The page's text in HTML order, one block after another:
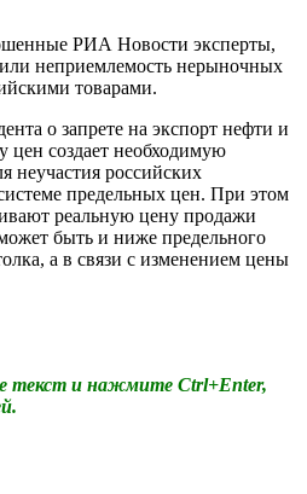
РИА Новости эксперты,
неприемлемость нерыночных
товарами.
о запрете на экспорт нефти и
цен создает необходимую
неучастия российских
предельных цен. При этом
реальную цену продажи
быть и ниже предельного
а в связи с изменением цены
текст и нажмите Ctrl+Enter,